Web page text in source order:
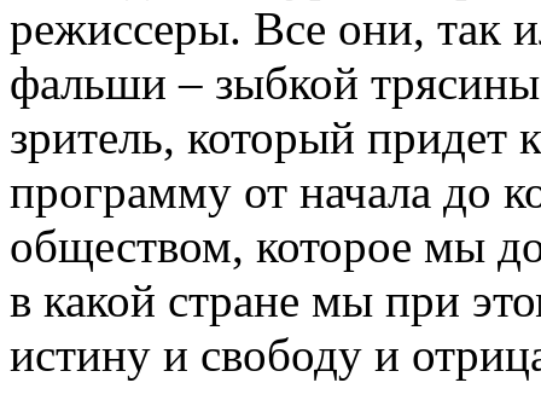
режиссеры. Все они, так
фальши – зыбкой
зритель, который
программу от начала до
обществом, которое мы
в какой стране мы при
истину и свободу и